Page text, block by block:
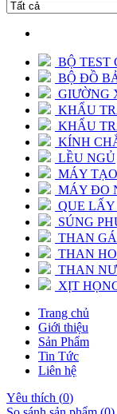
BỘ TEST
BỘ ĐỒ
GIƯỜNG
KHẨU
KHẨU
KÍNH
LỀU NGỦ
MÁY
MÁY ĐO
QUE
SÚNG
THAN
THAN
THAN
XỊT
Trang chủ
Giới thiệu
Sản Phẩm
Tin Tức
Liên hệ
Yêu thích (0)